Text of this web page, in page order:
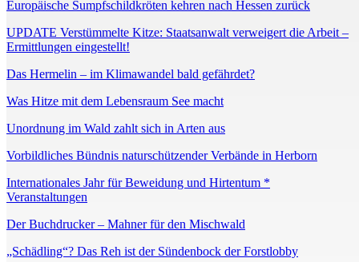
Europäische Sumpfschildkröten kehren nach Hessen zurück
UPDATE Verstümmelte Kitze: Staatsanwalt verweigert die Arbeit –
Ermittlungen eingestellt!
Das Hermelin – im Klimawandel bald gefährdet?
Was Hitze mit dem Lebensraum See macht
Unordnung im Wald zahlt sich in Arten aus
Vorbildliches Bündnis naturschützender Verbände in Herborn
Internationales Jahr für Beweidung und Hirtentum *
Veranstaltungen
Der Buchdrucker – Mahner für den Mischwald
„Schädling“? Das Reh ist der Sündenbock der Forstlobby